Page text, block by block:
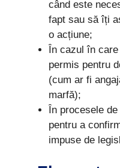
când este
fapt sau să îți
o acțiune;
În cazul în
permis pentru
(cum ar fi
marfă);
În procesele
pentru a
impuse de